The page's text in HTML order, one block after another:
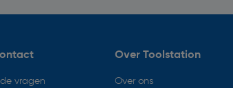
vragen
Over Toolstation
Over ons